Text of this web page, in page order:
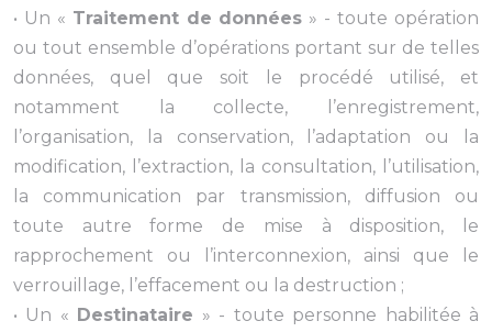
• Un « Traitement de données » - toute opération
ou tout ensemble d’opérations portant sur de telles
données, quel que soit le procédé utilisé, et
notamment la collecte, l’enregistrement,
l’organisation, la conservation, l’adaptation ou la
modification, l’extraction, la consultation, l’utilisation,
la communication par transmission, diffusion ou
toute autre forme de mise à disposition, le
rapprochement ou l’interconnexion, ainsi que le
verrouillage, l’effacement ou la destruction ;
• Un « Destinataire » - toute personne habilitée à